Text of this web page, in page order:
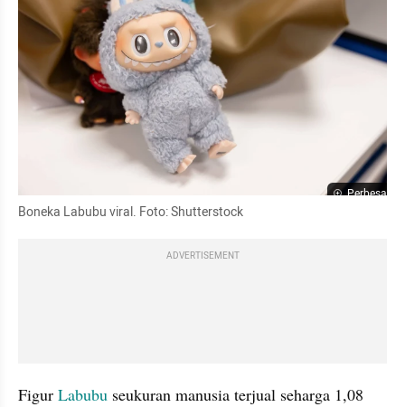
Perbesar
Boneka Labubu viral. Foto: Shutterstock
ADVERTISEMENT
Figur Labubu seukuran manusia terjual seharga 1,08